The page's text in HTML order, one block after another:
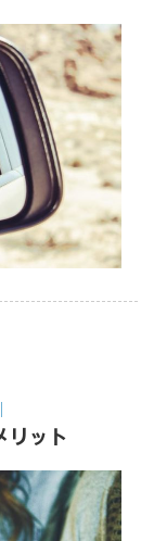
リット